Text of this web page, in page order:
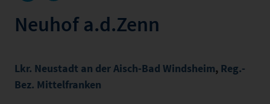
Neuhof a.d.Zenn
Lkr. Neustadt an der Aisch-Bad Windsheim, Reg.-
Bez. Mittelfranken